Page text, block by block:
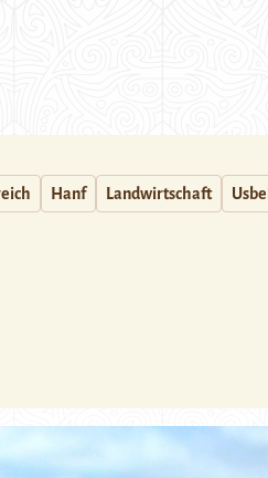
Hanf Landwirtschaft